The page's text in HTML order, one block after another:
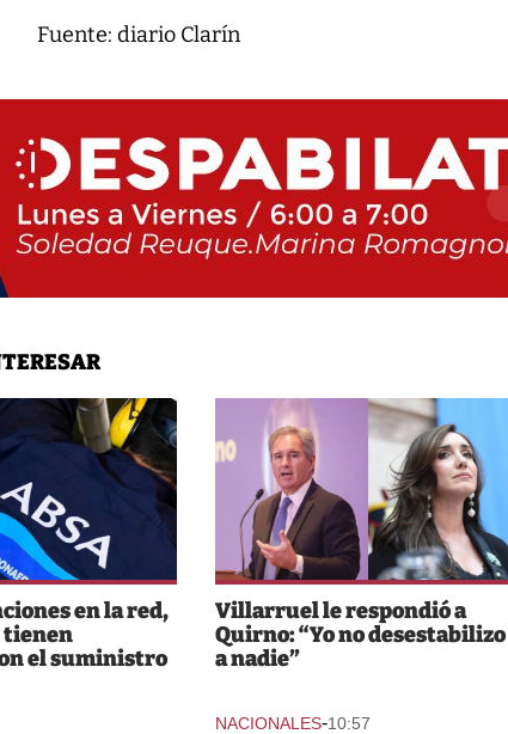
Fuente: diario Clarín
en la red,
tienen
el suministro
Villarruel le respondió a
Quirno: “Yo no desestabilizo
a nadie”
NACIONALES-10:57